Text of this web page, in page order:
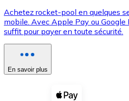
XRP
XRP
Voir toutes
Coupons crypto
Achetez rocket-pool en quelques
mobile. Avec Apple Pay ou Google
suffit pour payer en toute sécurité.
En savoir plus